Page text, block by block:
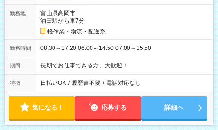
勤務地
富山県高岡市
油田駅から車7分
軽作業・物流・配送系
勤務時間 08:30～17:20 06:00～14:50 07:00～15:50
期間 長期でお仕事できる方、大歓迎！
特徴 日払いOK / 履歴書不要 / 電話対応なし
気になる！ 応募する 詳細へ